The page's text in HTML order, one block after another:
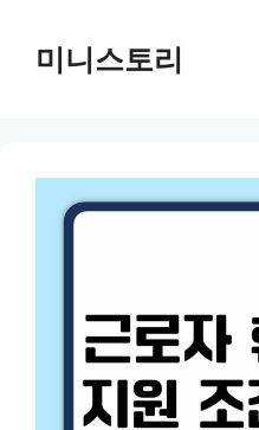
content미니스토리